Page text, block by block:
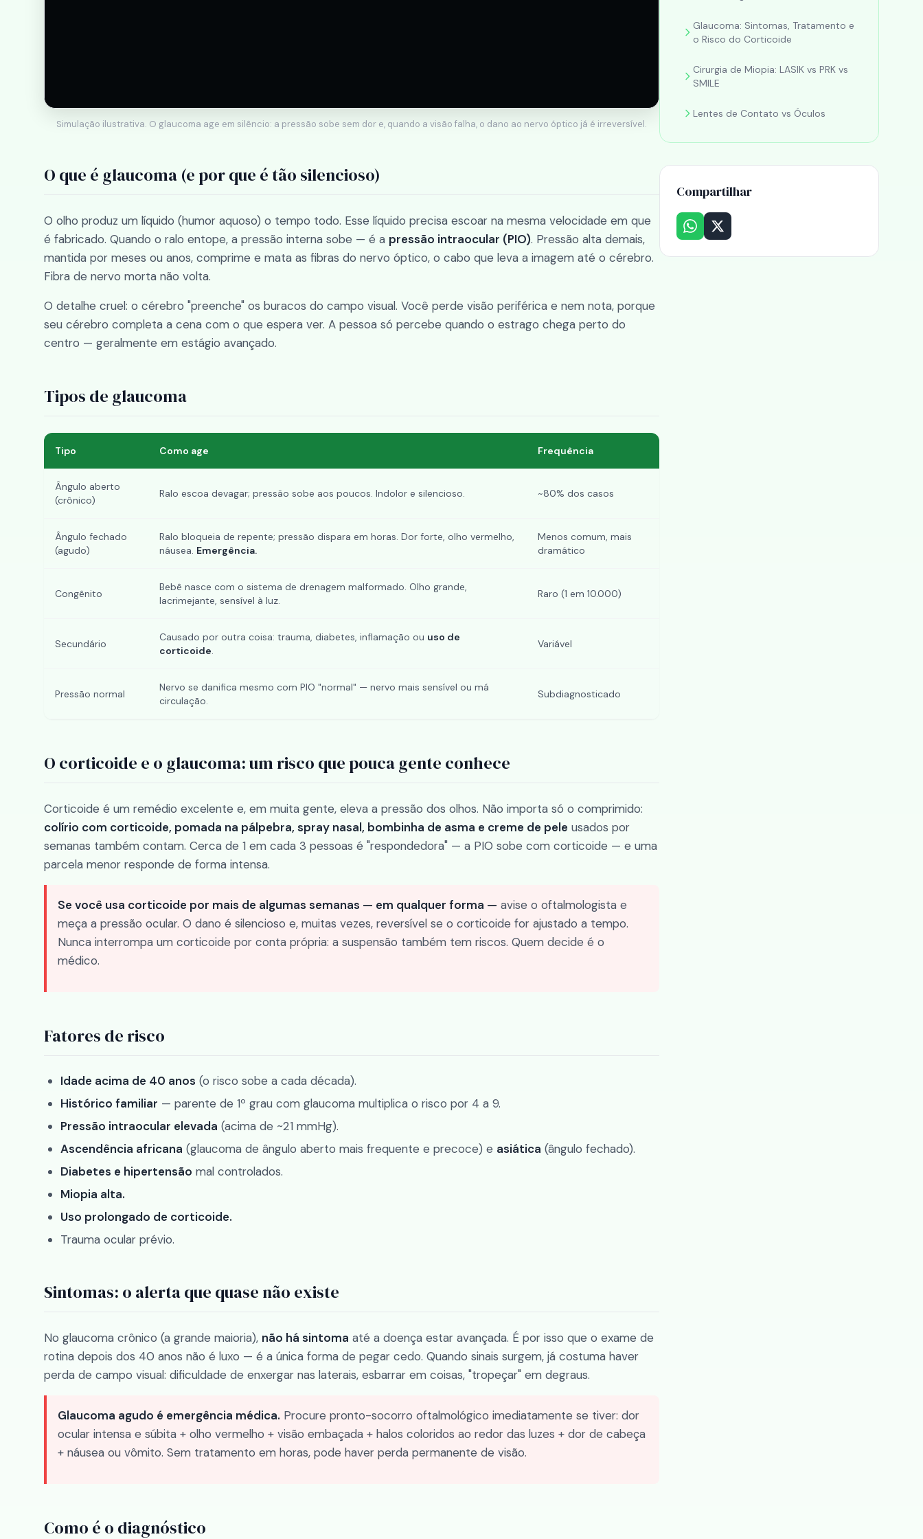
Simulação ilustrativa. O glaucoma age em silêncio: a pressão sobe sem dor e, quando a visão falha, o dano ao nervo óptico já é irreversível.
O que é glaucoma (e por que é tão silencioso)
O olho produz um líquido (humor aquoso) o tempo todo. Esse líquido precisa escoar na mesma velocidade em que
é fabricado. Quando o ralo entope, a pressão interna sobe — é a pressão intraocular (PIO). Pressão alta demais,
mantida por meses ou anos, comprime e mata as fibras do nervo óptico, o cabo que leva a imagem até o cérebro.
Fibra de nervo morta não volta.
O detalhe cruel: o cérebro "preenche" os buracos do campo visual. Você perde visão periférica e nem nota, porque
seu cérebro completa a cena com o que espera ver. A pessoa só percebe quando o estrago chega perto do
centro — geralmente em estágio avançado.
Tipos de glaucoma
Tipo Como age Frequência
Ângulo aberto
(crônico)
Ralo escoa devagar; pressão sobe aos poucos. Indolor e silencioso. ~80% dos casos
Ângulo fechado
(agudo)
Ralo bloqueia de repente; pressão dispara em horas. Dor forte, olho vermelho,
náusea. Emergência.
Menos comum, mais
dramático
Congênito
Bebê nasce com o sistema de drenagem malformado. Olho grande,
lacrimejante, sensível à luz.
Raro (1 em 10.000)
Secundário
Causado por outra coisa: trauma, diabetes, inflamação ou uso de
corticoide.
Variável
Pressão normal
Nervo se danifica mesmo com PIO "normal" — nervo mais sensível ou má
circulação.
Subdiagnosticado
O corticoide e o glaucoma: um risco que pouca gente conhece
Corticoide é um remédio excelente e, em muita gente, eleva a pressão dos olhos. Não importa só o comprimido:
colírio com corticoide, pomada na pálpebra, spray nasal, bombinha de asma e creme de pele usados por
semanas também contam. Cerca de 1 em cada 3 pessoas é "respondedora" — a PIO sobe com corticoide — e uma
parcela menor responde de forma intensa.
Se você usa corticoide por mais de algumas semanas — em qualquer forma — avise o oftalmologista e
meça a pressão ocular. O dano é silencioso e, muitas vezes, reversível se o corticoide for ajustado a tempo.
Nunca interrompa um corticoide por conta própria: a suspensão também tem riscos. Quem decide é o
médico.
Fatores de risco
Idade acima de 40 anos (o risco sobe a cada década).
Histórico familiar — parente de 1º grau com glaucoma multiplica o risco por 4 a 9.
Pressão intraocular elevada (acima de ~21 mmHg).
Ascendência africana (glaucoma de ângulo aberto mais frequente e precoce) e asiática (ângulo fechado).
Diabetes e hipertensão mal controlados.
Miopia alta.
Uso prolongado de corticoide.
Trauma ocular prévio.
Sintomas: o alerta que quase não existe
No glaucoma crônico (a grande maioria), não há sintoma até a doença estar avançada. É por isso que o exame de
rotina depois dos 40 anos não é luxo — é a única forma de pegar cedo. Quando sinais surgem, já costuma haver
perda de campo visual: dificuldade de enxergar nas laterais, esbarrar em coisas, "tropeçar" em degraus.
Glaucoma agudo é emergência médica. Procure pronto-socorro oftalmológico imediatamente se tiver: dor
ocular intensa e súbita + olho vermelho + visão embaçada + halos coloridos ao redor das luzes + dor de cabeça
+ náusea ou vômito. Sem tratamento em horas, pode haver perda permanente de visão.
Como é o diagnóstico
Glaucoma: Sintomas, Tratamento e
o Risco do Corticoide
Cirurgia de Miopia: LASIK vs PRK vs
SMILE
Lentes de Contato vs Óculos
Compartilhar